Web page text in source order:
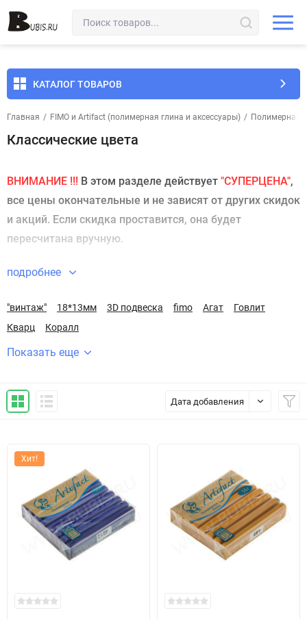
КАТАЛОГ ТОВАРОВ
Главная / FIMO и Artifact (полимерная глина и аксессуары) / Полимерная
Классические цвета
ВНИМАНИЕ !!! В этом разделе действует "СУПЕРЦЕНА",
все цены окончательные и не зависят от других скидок
и акций. Если скидка проставится, она будет
пересчитана вручную.
подробнее
"винтаж" 18*13мм 3D подвеска fimo Агат
Говлит
Кварц
Коралл
Показать еще
Дата добавления
Хит!